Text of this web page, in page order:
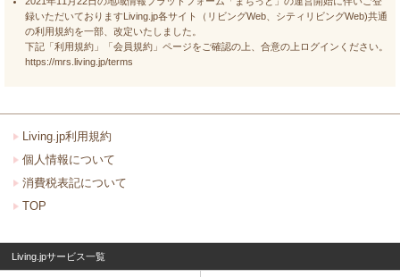
録いただいておりますLiving.jp各サイト（リビングWeb、シティリビングWeb)共通
の利用規約を一部、改定いたしました。
下記「利用規約」「会員規約」ページをご確認の上、合意の上ログインください。
https://mrs.living.jp/terms
Living.jp利用規約
個人情報について
消費税表記について
TOP
Living.jpサービス一覧